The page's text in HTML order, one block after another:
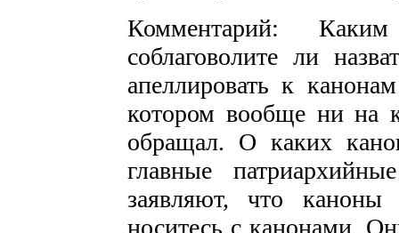
Комментарий:
соблаговолите ли
апеллировать к
котором вообще ни на
обращал. О каких
главные
заявляют, что
носитесь с канонами.